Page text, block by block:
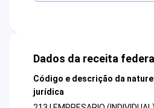
Dados da receita federal
Código e descrição da
jurídica